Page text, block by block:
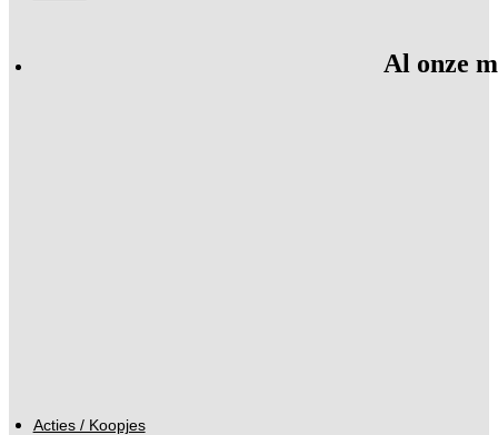
Al onze
Acties / Koopjes